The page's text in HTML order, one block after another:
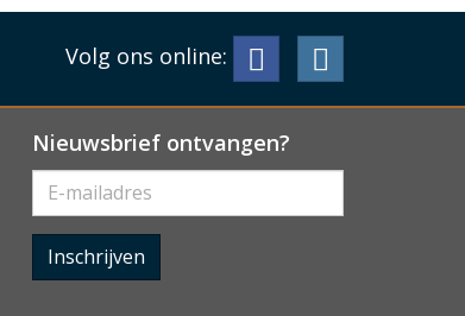
Volg ons online:
Nieuwsbrief ontvangen?
Inschrijven